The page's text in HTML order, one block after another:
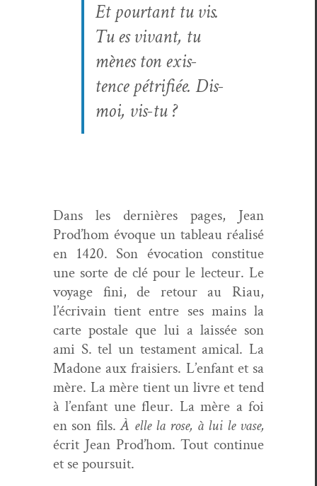
Et pour­tant tu vis.
Tu es vivant, tu
mènes ton exis­
tence pétri­fiée. Dis-
moi, vis-tu ?
Dans les dernières pages, Jean
Prod’hom évoque un tableau réal­isé
en 1420. Son évo­ca­tion con­stitue
une sorte de clé pour le lecteur. Le
voy­age fini, de retour au Riau,
l’écrivain tient entre ses mains la
carte postale que lui a lais­sée son
ami S. tel un tes­ta­ment ami­cal. La
Madone aux fraisiers. L’enfant et sa
mère. La mère tient un livre et tend
à l’enfant une fleur. La mère a foi
en son fils.À elle la rose, à lui le vase,
écrit Jean Prod’hom. Tout con­tin­ue
et se poursuit.